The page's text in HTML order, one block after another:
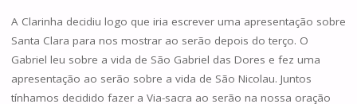
A Clarinha decidiu logo que iria escrever uma apresentação sobre
Santa Clara para nos mostrar ao serão depois do terço. O
Gabriel leu sobre a vida de São Gabriel das Dores e fez uma
apresentação ao serão sobre a vida de São Nicolau. Juntos
tínhamos decidido fazer a Via-sacra ao serão na nossa oração